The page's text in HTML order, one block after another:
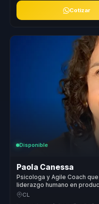
Cotizar
Disponible
Paola Canessa
Psicologa y Agile Coach
liderazgo humano en
seguridad psicologica.
CL